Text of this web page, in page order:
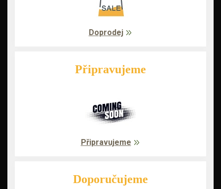
Doprodej
Připravujeme
Připravujeme
Doporučujeme